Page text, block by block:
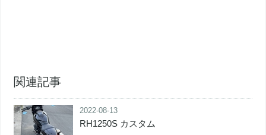
関連記事
2022-08-13
RH1250S カスタム